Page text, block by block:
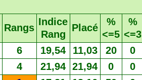
Rangs
Indice
Rang
Placé
%
<=5
%
<=3
6 19,54 11,03 20 0
4 21,94 21,94 0 0